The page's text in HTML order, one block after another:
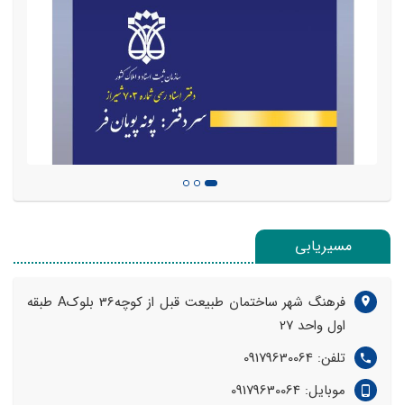
مسیریابی
فرهنگ شهر ساختمان طبیعت قبل از کوچه36 بلوک‌A طبقه
اول واحد 27
تلفن: 09179630064
موبایل: 09179630064